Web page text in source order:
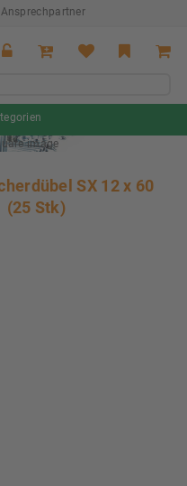
Ansprechpartner
SX 12 x 60
(25 Stk)